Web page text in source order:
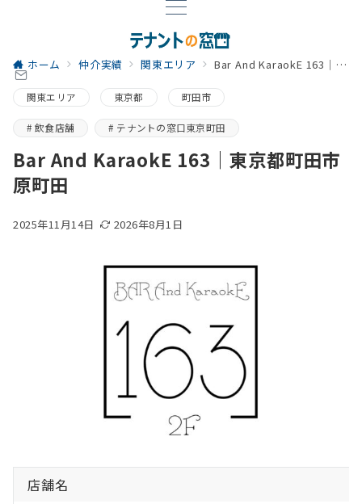
ホーム 仲介実績 関東エリア Bar And KaraokE 163｜東京都町田市原町田
関東エリア 東京都 町田市
飲食店舗 テナントの窓口東京町田
Bar And KaraokE 163｜東京都町田市
原町田
2025年11月14日 2026年8月1日
店舗名